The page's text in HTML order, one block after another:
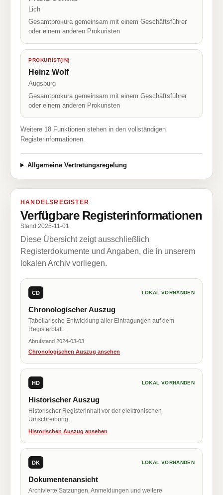
Lich
Gesamtprokura gemeinsam mit einem Geschäftsführer
oder einem anderen Prokuristen
PROKURIST(IN)
Heinz Wolf
Augsburg
Gesamtprokura gemeinsam mit einem Geschäftsführer
oder einem anderen Prokuristen
Weitere 18 Funktionen stehen in den vollständigen
Registerinformationen.
Allgemeine Vertretungsregelung
HANDELSREGISTER
Verfügbare Registerinformationen
Stand 2025-11-01
Diese Übersicht zeigt ausschließlich
Registerdokumente und Angaben, die in unserem
lokalen Archiv vorliegen.
CD LOKAL VORHANDEN
Chronologischer Auszug
Tabellarische Entwicklung aller Eintragungen auf dem
Registerblatt.
Abrufstand 2024-03-03
Chronologischen Auszug ansehen
HD LOKAL VORHANDEN
Historischer Auszug
Historischer Registerinhalt vor der elektronischen
Umschreibung.
Historischen Auszug ansehen
DK LOKAL VORHANDEN
Dokumentenansicht
Archivierte Satzungen, Anmeldungen und weitere